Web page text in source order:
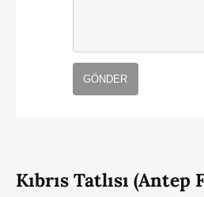
GÖNDER
Kıbrıs Tatlısı (Antep